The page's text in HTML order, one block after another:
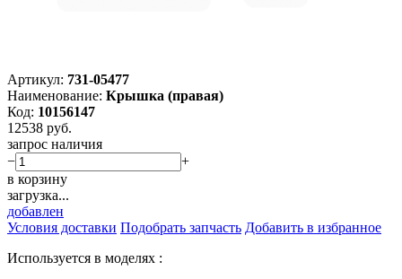
Артикул: 731-05477
Наименование: Крышка (правая)
Код: 10156147
12538 руб.
запрос наличия
−
+
в корзину
загрузка...
добавлен
Условия доставки Подобрать запчасть Добавить в избранное
Используется в моделях :